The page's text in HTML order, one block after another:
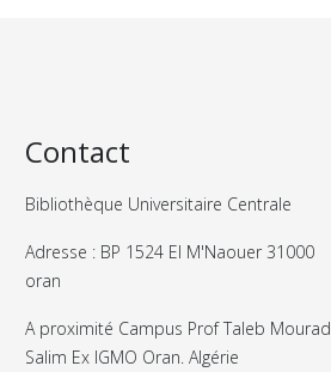
Contact
Bibliothèque Universitaire Centrale
Adresse : BP 1524 El M'Naouer 31000
oran
A proximité Campus Prof Taleb Mourad
Salim Ex IGMO Oran. Algérie